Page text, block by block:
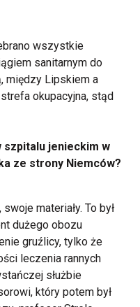
wszystkie
sanitarnym do
między Lipskiem a
okupacyjna, stąd
szpitalu jenieckim w
ze strony Niemców?
materiały. To był
dużego obozu
gruźlicy, tylko że
leczenia rannych
służbie
który potem był